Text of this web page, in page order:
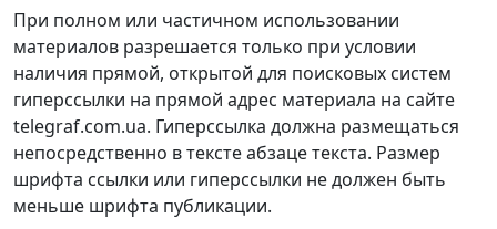
При полном или частичном использовании
материалов разрешается только при условии
наличия прямой, открытой для поисковых систем
гиперссылки на прямой адрес материала на сайте
telegraf.com.ua. Гиперссылка должна размещаться
непосредственно в тексте абзаце текста. Размер
шрифта ссылки или гиперссылки не должен быть
меньше шрифта публикации.